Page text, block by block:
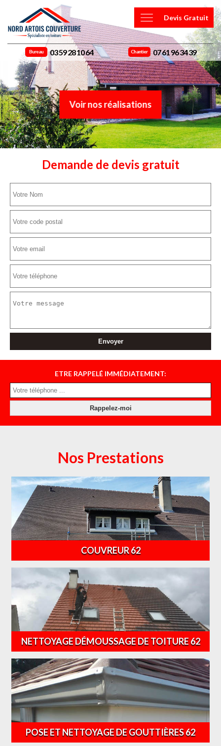
Devis Gratuit
Bureau 03 59 28 10 64 Chantier 07 61 96 34 39
Voir nos réalisations
Demande de devis gratuit
ETRE RAPPELÉ IMMÉDIATEMENT:
Nos Prestations
COUVREUR 62
NETTOYAGE DÉMOUSSAGE DE TOITURE 62
POSE ET NETTOYAGE DE GOUTTIÈRES 62